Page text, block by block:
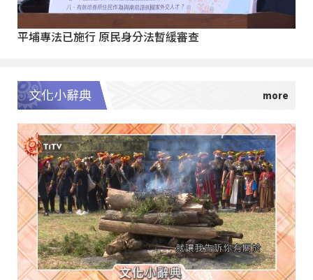
平埔專法已施行 原民身分法暫緩審查
文化小辭典